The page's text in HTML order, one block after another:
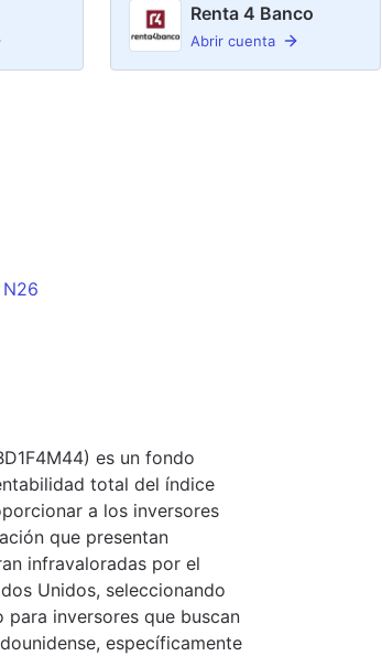
Renta 4 Banco
Abrir cuenta
N26
es un fondo
total del índice
a los inversores
que presentan
infravaloradas por el
Unidos, seleccionando
inversores que buscan
específicamente